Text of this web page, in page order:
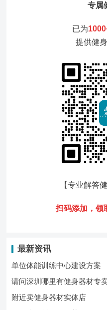
专属
已为
提供健
【专业解答
扫码添加，领
最新资讯
单位体能训练中心建设方案
请问深圳哪里有健身器材专
附近卖健身器材实体店